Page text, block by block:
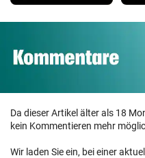
Da dieser Artikel älter als 18
kein Kommentieren mehr
Wir laden Sie ein, bei einer